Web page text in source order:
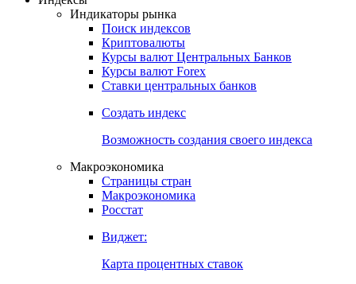
Индикаторы рынка
Поиск индексов
Криптовалюты
Курсы валют Центральных Банков
Курсы валют Forex
Ставки центральных банков
Создать индекс
Возможность создания своего индекса
Макроэкономика
Страницы стран
Макроэкономика
Росстат
Виджет:
Карта процентных ставок